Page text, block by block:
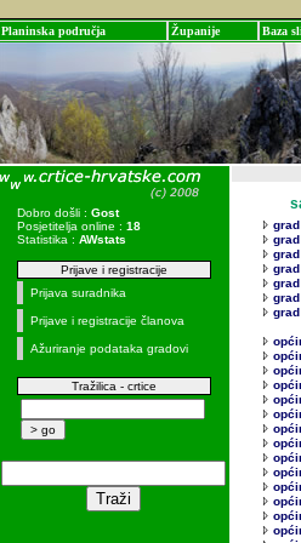
Planinska područja Županije Baza
Dobro došli : Gost
Posjetitelja online : 18
Statistika : AWstats
Prijave i registracije
Prijava suradnika
Prijave i registracije članova
Ažuriranje podataka gradovi
Tražilica - crtice